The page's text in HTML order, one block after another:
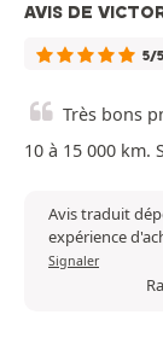
AVIS DE
5/5
Très bons
10 à 15 000 km.
Avis traduit
expérience
Signaler